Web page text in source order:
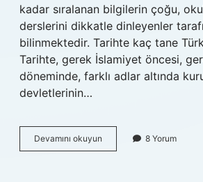
kadar sıralanan bilgilerin çoğu,
derslerini dikkatle dinleyenler
bilinmektedir. Tarihte kaç tane
Tarihte, gerek İslamiyet öncesi,
döneminde, farklı adlar altında
devletlerinin…
Devamını okuyun
Türk
8 Yorum